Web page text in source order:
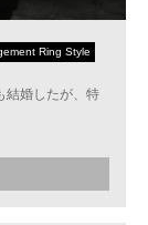
Ring Style
結婚したが、特